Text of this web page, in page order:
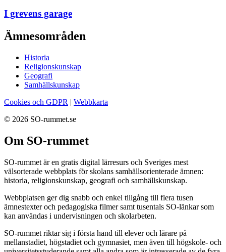
I grevens garage
Ämnesområden
Historia
Religionskunskap
Geografi
Samhällskunskap
Cookies och GDPR | Webbkarta
© 2026 SO-rummet.se
Om SO-rummet
SO-rummet är en gratis digital lärresurs och Sveriges mest
välsorterade webbplats för skolans samhällsorienterade ämnen:
historia, religionskunskap, geografi och samhällskunskap.
Webbplatsen ger dig snabb och enkel tillgång till flera tusen
ämnestexter och pedagogiska filmer samt tusentals SO-länkar som
kan användas i undervisningen och skolarbeten.
SO-rummet riktar sig i första hand till elever och lärare på
mellanstadiet, högstadiet och gymnasiet, men även till högskole- och